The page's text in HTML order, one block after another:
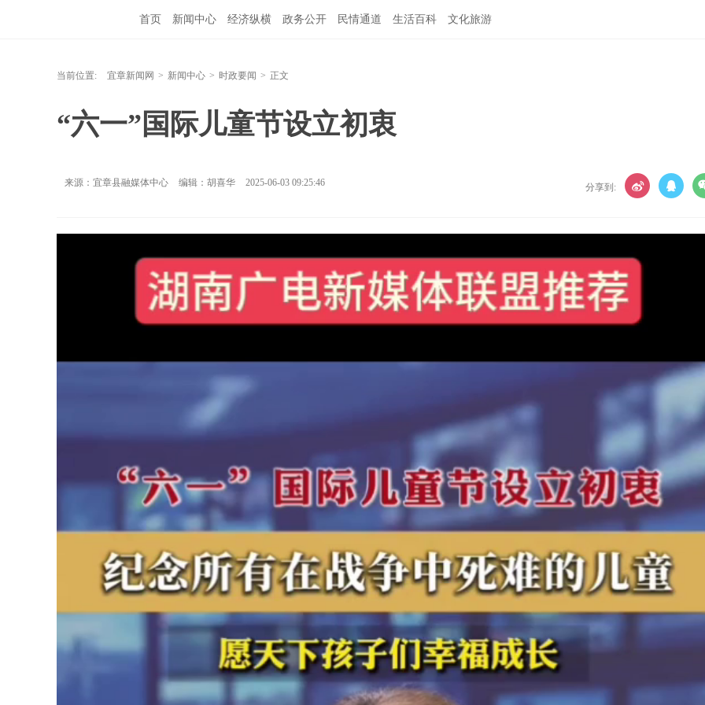
首页 新闻中心 经济纵横 政务公开 民情通道 生活百科 文化旅游
当前位置: 宜章新闻网 > 新闻中心 > 时政要闻 > 正文
“六一”国际儿童节设立初衷
来源：宜章县融媒体中心 编辑：胡喜华 2025-06-03 09:25:46 分享到: